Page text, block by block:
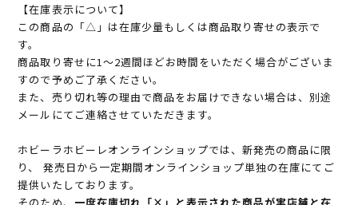
【在庫表示について】
この商品の「△」は在庫少量もしくは商品取り寄せの表示で
す。
商品取り寄せに1～2週間ほどお時間をいただく場合がございま
すので予めご了承ください。
また、売り切れ等の理由で商品をお届けできない場合は、別途
メールにてご連絡させていただきます。
ホビーラホビーレオンラインショップでは、新発売の商品に限
り、 発売日から一定期間オンラインショップ単独の在庫にてご
提供いたしております。